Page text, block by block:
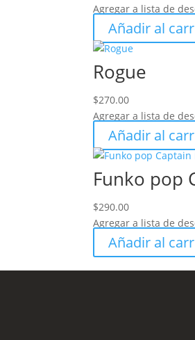
Agregar a lista de
Añadir al
Rogue
$270.00
Agregar a lista de
Añadir al
Funko pop
$290.00
Agregar a lista de
Añadir al